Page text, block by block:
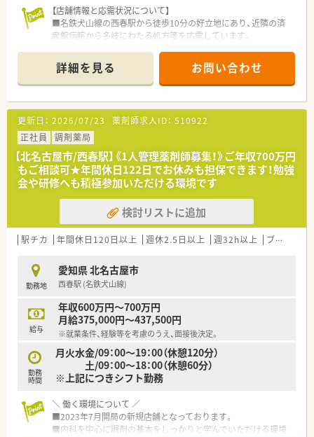
【店舗情報と応需状況について】
■名鉄犬山線の西春駅から徒歩10分の好立地にあり、近隣の済
衆館病院から多岐にわたる処方箋を応需しています。
剤師と9名のパートスタッフで分担しています。
■循環器科や透析を含む総合的な科目を扱っており、多忙ながら
も薬剤師としての経験値を飛躍的に高められます。
【募集背景と求める人物像について】
■さらなるサービス向上を目指した定期採用の枠であり、向上心
を持って専門知識の習得に励める方を求めています。
■基幹病院門前という特性上、救急外来への対応も行うため、臨
機応変な判断力と責任感を持つ人材を歓迎します。
■若手の方から経験豊富なベテランまで幅広く検討しており、周
囲のスタッフと協力し合える協調性を重視します。
【法人特徴について】
■東海エリアを中心に100店舗以上を展開しており、中部圏トッ
プシェアの売上高を誇る極めて安定した法人です。
品や高度な薬物療法に携われる機会が豊富にあります。
■接遇研修や学会発表支援など薬剤師の質を高める教育に余念
がなく、おもてなしの心を持つプロフェッショナルを育てます。
【想定される業務内容】
■総合病院の多種多様な処方箋に基づいた調剤や監査、きめ細や
かな服薬指導を通じて高度な専門性を発揮します。
■在宅医療への参画や多職種連携も精力的に行っており、かかり
つけ薬剤師としての多角的な役割を担う予定です。
■社内LANを利用した最新の医療情報共有システムを駆使し、常
詳細を見る お問い合わせ
更新日： 2026/07/23 薬剤師求人ID： 510922
正社員
調剤薬局
【北名古屋市/西春駅】《1人管理薬剤師募集！》ご年収700万円
もご相談可★年間休日122日でお休みも担保できます！勉強
会や研修へも積極参加いただける環境です
検討リストに追加
駅チカ 年間休日120日以上 週休2.5日以上 週32h以上 ブランク可
勤務地
愛知県 北名古屋市
西春駅 (名鉄犬山線)
給与
年収600万円～700万円
月給375,000円～437,500円
※就業条件、経験等を考慮のうえ、面接後決定。
勤務
時間
月火水金/09：00～19：00（休憩120分）
土/09：00～18：00（休憩60分）
※上記につきシフト勤務
＼ 働く環境について ／
■2023年7月開局の新規店舗となっております。
■内科を中心に調剤の基本をしっかりと学んでいただける環境